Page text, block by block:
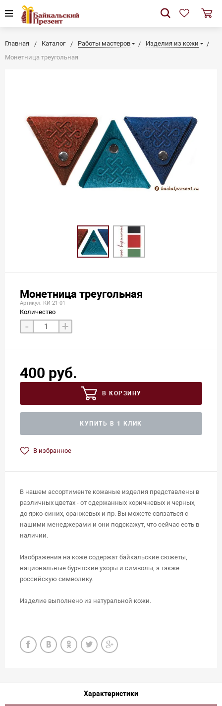
Главная Каталог Работы мастеров
Изделия из кожи
Монетница треугольная
Монетница треугольная
Артикул: КИ-21-01
Количество
- +
400 руб.
В КОРЗИНУ
КУПИТЬ В 1 КЛИК
В избранное
В нашем ассортименте кожаные изделия представлены в
различных цветах - от сдержанных коричневых и черных,
до ярко-синих, оранжевых и пр. Вы можете связаться с
нашими менеджерами и они подскажут, что сейчас есть в
наличии.
Изображения на коже содержат байкальские сюжеты,
национальные бурятские узоры и символы, а также
российскую символику.
Изделие выполнено из натуральной кожи.
Характеристики